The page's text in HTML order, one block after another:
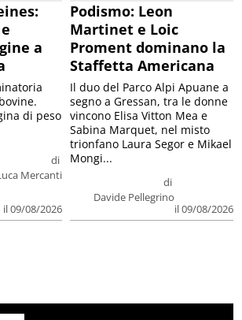
a
di
Mercanti
il 09/08/2026
di peso
Podismo: Leon
Martinet e Loic
Proment dominano la
Staffetta Americana
di
Davide Pellegrino
il 09/08/2026
Il duo del Parco Alpi Apuane a
segno a Gressan, tra le donne
vincono Elisa Vitton Mea e
Sabina Marquet, nel misto
trionfano Laura Segor e Mikael
Mongi...